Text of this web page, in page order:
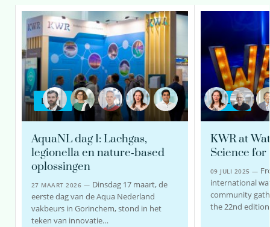
BLOG
AquaNL dag 1: Lachgas,
legionella en nature‑based
oplossingen
27 MAART 2026 — Dinsdag 17 maart, de
eerste dag van de Aqua Nederland
vakbeurs in Gorinchem, stond in het
teken van innovatie…
BLOG
KWR at
Science for
09 JULI 2025 —
international
community
the 22nd